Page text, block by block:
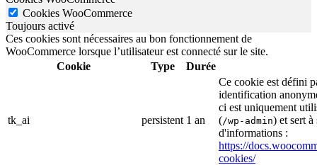
Cookies WooCommerce
Toujours activé
Ces cookies sont nécessaires au bon fonctionnement de
WooCommerce lorsque l’utilisateur est connecté sur le site.
Cookie
Type Durée
tk_ai persistent 1 an
Ce cookie est défini
identification
ci est uniquement
(/wp-admin) et sert
d'informations :
https://
cookies/